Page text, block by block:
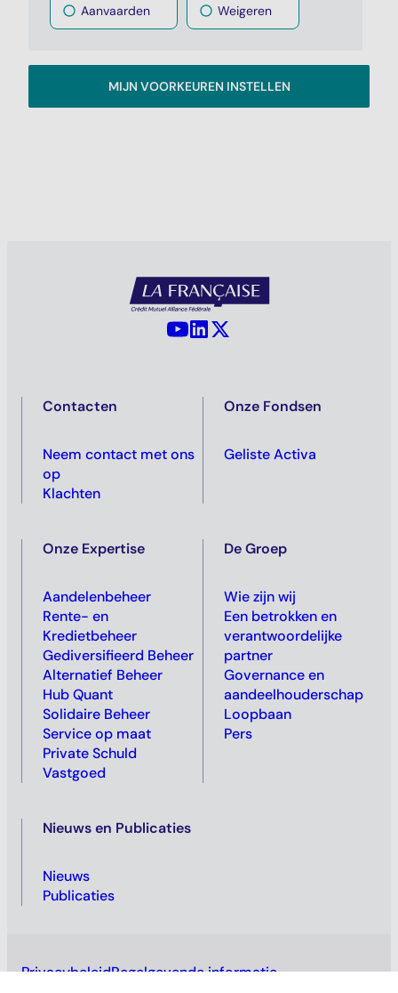
Aanvaarden Weigeren
MIJN VOORKEUREN INSTELLEN
YouTube - La Française
LinkedIn - La Française
Contacten
Neem contact met ons
op
Klachten
Onze Fondsen
Geliste Activa
Onze Expertise
Aandelenbeheer
Rente- en
Kredietbeheer
Gediversifieerd Beheer
Alternatief Beheer
Hub Quant
Solidaire Beheer
Service op maat
Private Schuld
Vastgoed
De Groep
Wie zijn wij
Een betrokken en
verantwoordelijke
partner
Governance en
aandeelhouderschap
Loopbaan
Pers
Nieuws en Publicaties
Nieuws
Publicaties
PrivacybeleidRegelgevende informatie